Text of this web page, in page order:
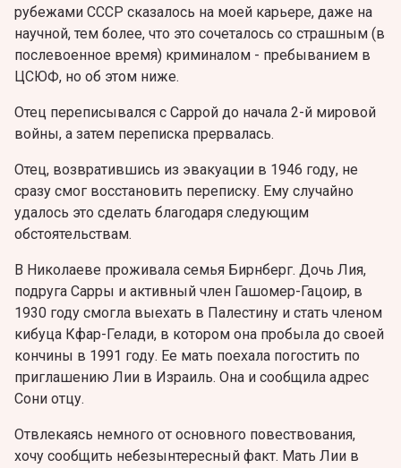
рубежами СССР сказалось на моей карьере, даже на
научной, тем более, что это сочеталось со страшным (в
послевоенное время) криминалом - пребыванием в
ЦСЮФ, но об этом ниже.
Отец переписывался с Саррой до начала 2-й мировой
войны, а затем переписка прервалась.
Отец, возвратившись из эвакуации в 1946 году, не
сразу смог восстановить переписку. Ему случайно
удалось это сделать благодаря следующим
обстоятельствам.
В Николаеве проживала семья Бирнберг. Дочь Лия,
подруга Сарры и активный член Гашомер-Гацоир, в
1930 году смогла выехать в Палестину и стать членом
кибуца Кфар-Гелади, в котором она пробыла до своей
кончины в 1991 году. Ее мать поехала погостить по
приглашению Лии в Израиль. Она и сообщила адрес
Сони отцу.
Отвлекаясь немного от основного повествования,
хочу сообщить небезынтересный факт. Мать Лии в